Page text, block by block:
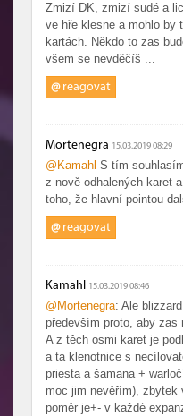
Zmizí DK, zmizí sudé a
ve hře klesne a mohlo
kartách. Někdo to zas
všem se nevděčíš ...
@reagovat
Mortenegra 15.03.2019 08:29
@Kamahl S tím
z nově odhalených karet
toho, že hlavní pointou
@reagovat
Kamahl 15.03.2019 08:46
@Mortenegra: Ale
především proto, aby zas
A z těch osmi karet je
a ta klenotnice s
priesta a šamana +
moc jim nevěřím), zbytek
poměr je+- v každé